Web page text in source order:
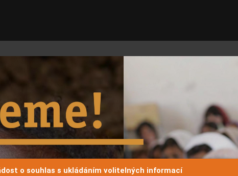
o souhlas s ukládáním volitelných informací